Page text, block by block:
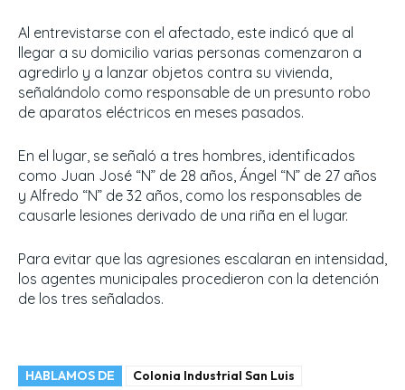
Al entrevistarse con el afectado, este indicó que al
llegar a su domicilio varias personas comenzaron a
agredirlo y a lanzar objetos contra su vivienda,
señalándolo como responsable de un presunto robo
de aparatos eléctricos en meses pasados.
En el lugar, se señaló a tres hombres, identificados
como Juan José “N” de 28 años, Ángel “N” de 27 años
y Alfredo “N” de 32 años, como los responsables de
causarle lesiones derivado de una riña en el lugar.
Para evitar que las agresiones escalaran en intensidad,
los agentes municipales procedieron con la detención
de los tres señalados.
HABLAMOS DE
Colonia Industrial San Luis